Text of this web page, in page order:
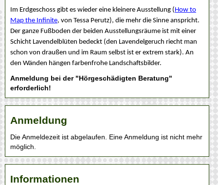
Im Erdgeschoss gibt es wieder eine kleinere Ausstellung (How to
Map the Infinite, von Tessa Perutz), die mehr die Sinne anspricht.
Der ganze Fußboden der beiden Ausstellungsräume ist mit einer
Schicht Lavendelblüten bedeckt (den Lavendelgeruch riecht man
schon von draußen und im Raum selbst ist er extrem stark). An
den Wänden hängen farbenfrohe Landschaftsbilder.
Anmeldung bei der "Hörgeschädigten Beratung"
erforderlich!
Anmeldung
Die Anmeldezeit ist abgelaufen. Eine Anmeldung ist nicht mehr
möglich.
Informationen